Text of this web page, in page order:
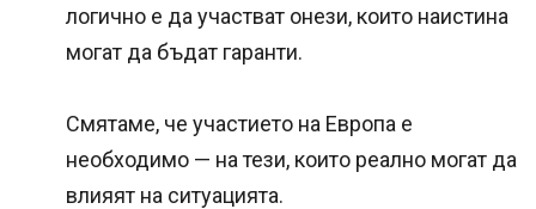
логично е да участват онези, които наистина
могат да бъдат гаранти.
Смятаме, че участието на Европа е
необходимо — на тези, които реално могат да
влияят на ситуацията.